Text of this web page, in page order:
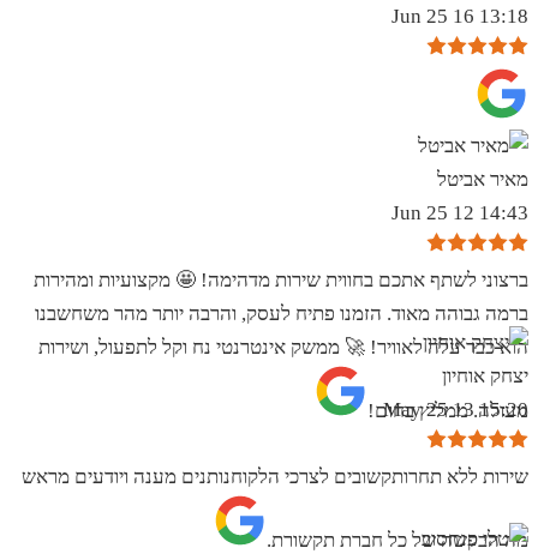
13:18 16 Jun 25
מאיר אביטל
14:43 12 Jun 25
ברצוני לשתף אתכם בחווית שירות מדהימה! 🤩 מקצועיות ומהירות
ברמה גבוהה מאוד. הזמנו פתיח לעסק, והרבה יותר מהר משחשבנו
הוא כבר עלה לאוויר! 🚀 ממשק אינטרנטי נח וקל לתפעול, ושירות
מעולה. ממליץ בחום!
יצחק אוחיון
15:20 13 May 25
שירות ללא תחרותקשובים לצרכי הלקוחנותנים מענה ויודעים מראש
מה הבקשה של כל חברת תקשורת.